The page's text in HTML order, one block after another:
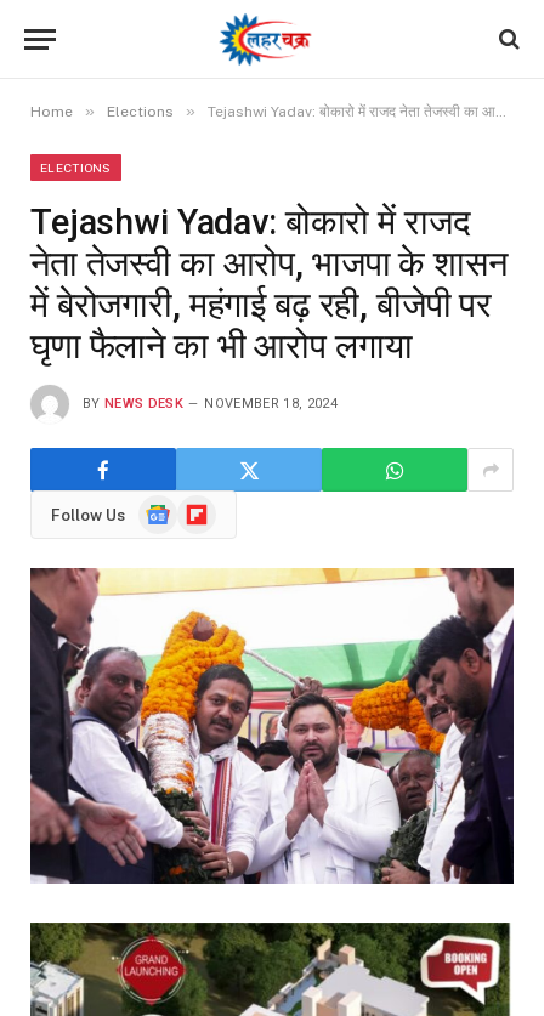
Home » Elections » Tejashwi Yadav: बोकारो में राजद नेता तेजस्वी का आरोप, भाजपा के शासन में बेरोजगारी, महंगाई बढ़ रही, बीजेपी पर घृणा फैलाने का भी आरोप लगाया
ELECTIONS
Tejashwi Yadav: बोकारो में राजद
नेता तेजस्वी का आरोप, भाजपा के शासन
में बेरोजगारी, महंगाई बढ़ रही, बीजेपी पर
घृणा फैलाने का भी आरोप लगाया
BY NEWS DESK NOVEMBER 18, 2024
Follow Us
GoogleFlipboard